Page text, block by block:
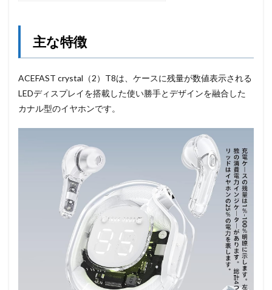
主な特徴
ACEFAST crystal（2）T8は、ケースに残量が数値表示される
LEDディスプレイを搭載した使い勝手とデザインを融合した
カナル型のイヤホンです。